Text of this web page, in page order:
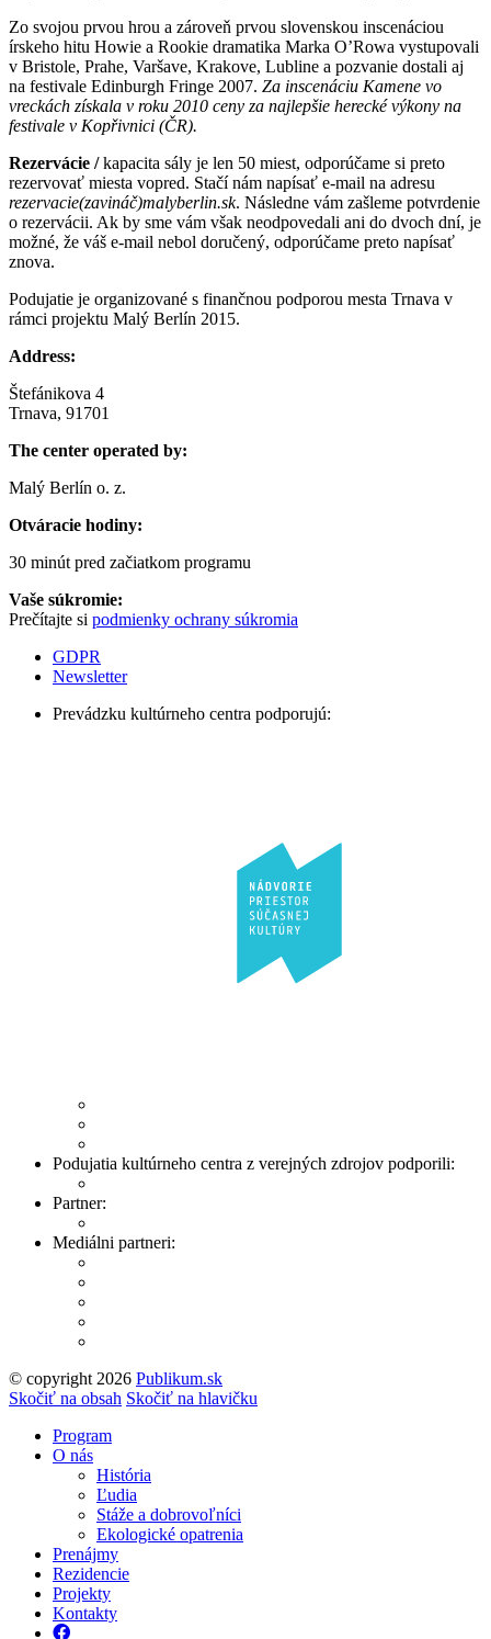
Zo svojou prvou hrou a zároveň prvou slovenskou inscenáciou
írskeho hitu Howie a Rookie dramatika Marka O’Rowa vystupovali
v Bristole, Prahe, Varšave, Krakove, Lubline a pozvanie dostali aj
na festivale Edinburgh Fringe 2007. Za inscenáciu Kamene vo
vreckách získala v roku 2010 ceny za najlepšie herecké výkony na
festivale v Kopřivnici (ČR).
Rezervácie /kapacita sály je len 50 miest, odporúčame si preto
rezervovať miesta vopred. Stačí nám napísať e-mail na adresu
rezervacie(zavináč)malyberlin.sk. Následne vám zašleme potvrdenie
o rezervácii. Ak by sme vám však neodpovedali ani do dvoch dní, je
možné, že váš e-mail nebol doručený, odporúčame preto napísať
znova.
Podujatie je organizované s finančnou podporou mesta Trnava v
rámci projektu Malý Berlín 2015.
Address:
Štefánikova 4
Trnava, 91701
The center operated by:
Malý Berlín o. z.
Otváracie hodiny:
30 minút pred začiatkom programu
Vaše súkromie:
Prečítajte si podmienky ochrany súkromia
GDPR
Newsletter
Prevádzku kultúrneho centra podporujú:
Podujatia kultúrneho centra z verejných zdrojov podporili:
Partner:
Mediálni partneri:
© copyright 2026 Publikum.sk
Tvorba stránok: Enjoy
Skočiť na obsah Skočiť na hlavičku
Program
O nás
História
Ľudia
Stáže a dobrovoľníci
Ekologické opatrenia
Prenájmy
Rezidencie
Projekty
Kontakty
Facebook